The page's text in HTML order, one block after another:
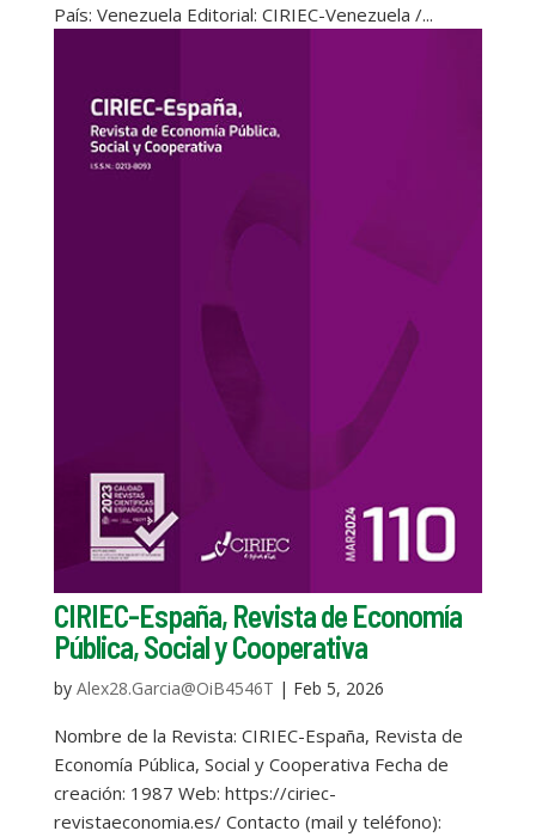
País: Venezuela Editorial: CIRIEC-Venezuela /...
CIRIEC-España, Revista de Economía
Pública, Social y Cooperativa
by Alex28.Garcia@OiB4546T | Feb 5, 2026
Nombre de la Revista: CIRIEC-España, Revista de
Economía Pública, Social y Cooperativa Fecha de
creación: 1987 Web: https://ciriec-
revistaeconomia.es/ Contacto (mail y teléfono):